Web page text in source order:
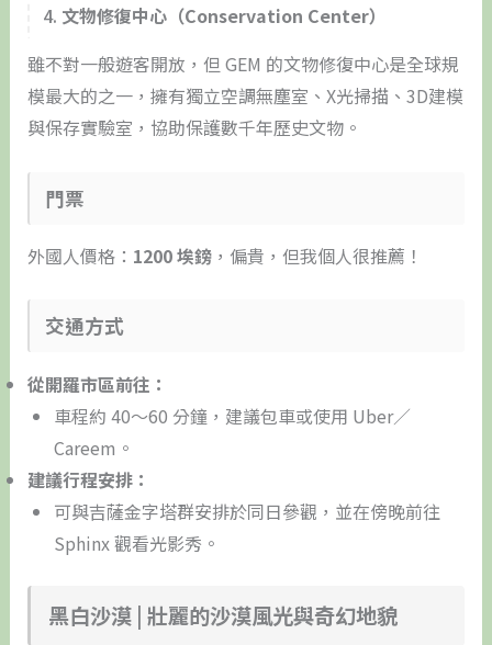
4. 文物修復中心（Conservation Center）
雖不對一般遊客開放，但 GEM 的文物修復中心是全球規
模最大的之一，擁有獨立空調無塵室、X光掃描、3D建模
與保存實驗室，協助保護數千年歷史文物。
門票
外國人價格： 1200 埃鎊，偏貴，但我個人很推薦！
交通方式
從開羅市區前往：
車程約 40～60 分鐘，建議包車或使用 Uber／
Careem。
建議行程安排：
可與吉薩金字塔群安排於同日參觀，並在傍晚前往
Sphinx 觀看光影秀。
黑白沙漠 | 壯麗的沙漠風光與奇幻地貌